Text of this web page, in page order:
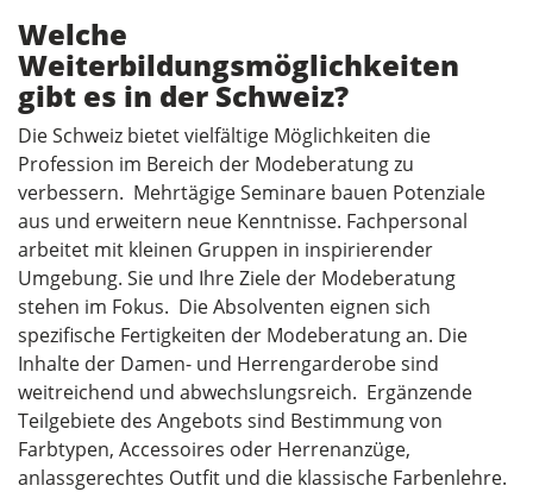
Welche
Weiterbildungsmöglichkeiten
gibt es in der Schweiz?
Die Schweiz bietet vielfältige Möglichkeiten die
Profession im Bereich der Modeberatung zu
verbessern. Mehrtägige Seminare bauen Potenziale
aus und erweitern neue Kenntnisse. Fachpersonal
arbeitet mit kleinen Gruppen in inspirierender
Umgebung. Sie und Ihre Ziele der Modeberatung
stehen im Fokus. Die Absolventen eignen sich
spezifische Fertigkeiten der Modeberatung an. Die
Inhalte der Damen- und Herrengarderobe sind
weitreichend und abwechslungsreich. Ergänzende
Teilgebiete des Angebots sind Bestimmung von
Farbtypen, Accessoires oder Herrenanzüge,
anlassgerechtes Outfit und die klassische Farbenlehre.